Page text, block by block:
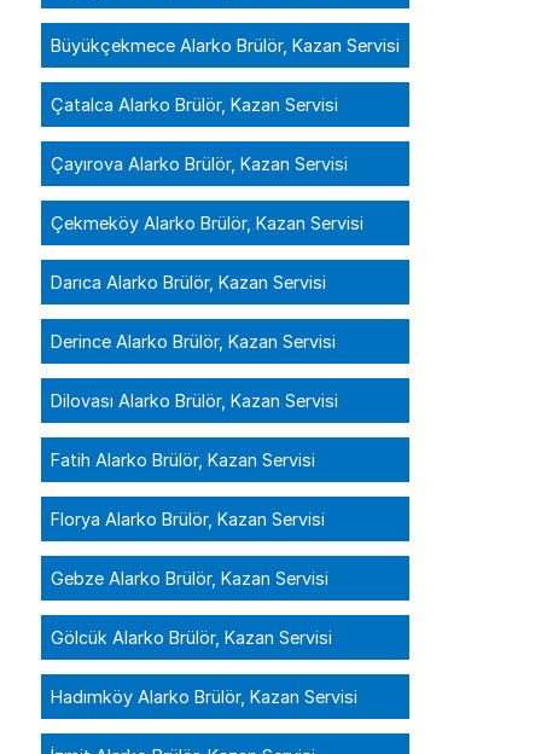
Büyükçekmece Alarko Brülör, Kazan Servisi
Çatalca Alarko Brülör, Kazan Servisi
Çayırova Alarko Brülör, Kazan Servisi
Çekmeköy Alarko Brülör, Kazan Servisi
Darıca Alarko Brülör, Kazan Servisi
Derince Alarko Brülör, Kazan Servisi
Dilovası Alarko Brülör, Kazan Servisi
Fatih Alarko Brülör, Kazan Servisi
Florya Alarko Brülör, Kazan Servisi
Gebze Alarko Brülör, Kazan Servisi
Gölcük Alarko Brülör, Kazan Servisi
Hadımköy Alarko Brülör, Kazan Servisi